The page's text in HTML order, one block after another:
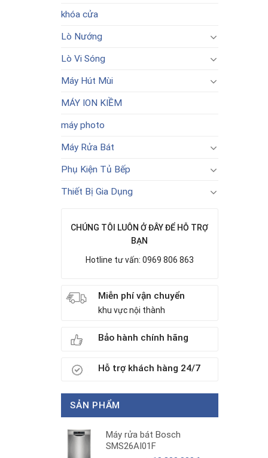
khóa cửa
Lò Nướng
Lò Vi Sóng
Máy Hút Mùi
MÁY ION KIỀM
máy photo
Máy Rửa Bát
Phụ Kiện Tủ Bếp
Thiết Bị Gia Dụng
CHÚNG TÔI LUÔN Ở ĐÂY ĐỂ HỖ TRỢ
BẠN
Hotline tư vấn: 0969 806 863
Miễn phí vận chuyển
khu vực nội thành
Bảo hành chính hãng
Hỗ trợ khách hàng 24/7
SẢN PHẨM
Máy rửa bát Bosch
SMS26AI01F